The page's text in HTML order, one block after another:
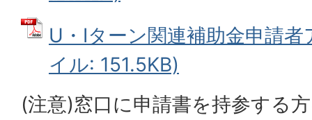
U・Iターン関連補助⾦申請
イル: 151.5KB)
(注意)窓口に申請書を持参する